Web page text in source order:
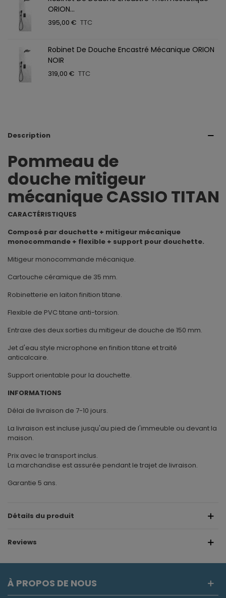
ORION...
395,00 € TTC
Robinet De Douche Encastré Mécanique ORION
NOIR
319,00 € TTC
Description
Pommeau de
douche mitigeur
mécanique CASSIO
CARACTÉRISTIQUES
Composé par douchette + mitigeur mécanique
monocommande + flexible + support pour douchette.
Mitigeur monocommande mécanique.
Cartouche céramique de 35 mm.
Robinetterie en laiton finition titane.
Flexible de PVC titane anti-torsion.
Entraxe des deux sorties du mitigeur de douche de 150 mm.
Jet d'eau style microphone en finition titane et traité
anticalcaire.
Support orientable pour la douchette.
INFORMATIONS
Délai de livraison de 7-10 jours.
La livraison est incluse jusqu'au pied de l'immeuble ou devant la
maison.
Prix avec le transport inclus.
La marchandise est assurée pendant le trajet de livraison.
Garantie 5 ans.
Détails du produit
Reviews
À PROPOS DE NOUS